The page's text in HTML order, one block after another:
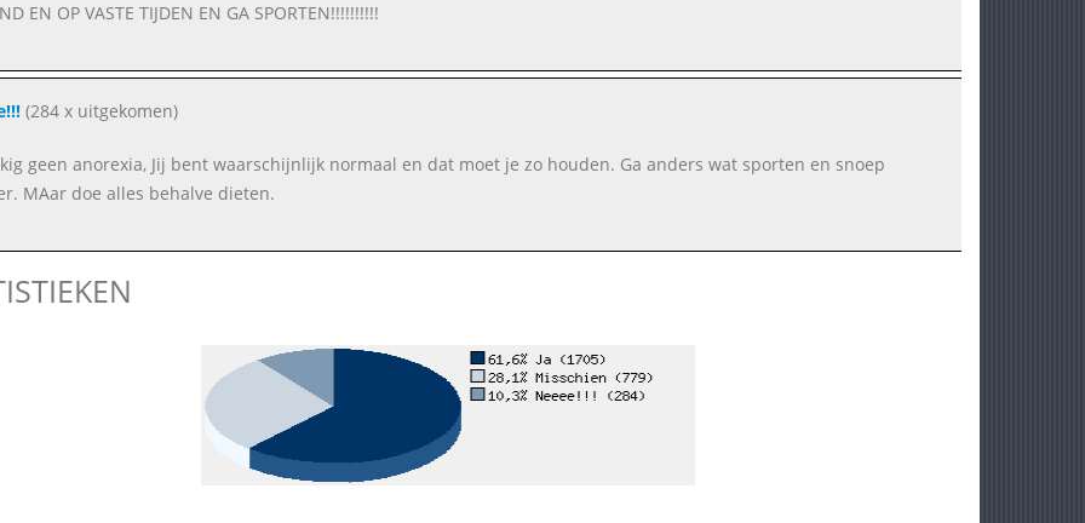
EN OP VASTE TIJDEN EN GA SPORTEN!!!!!!!!!!
(284 x uitgekomen)
geen anorexia, Jij bent waarschijnlijk normaal en dat moet je zo houden. Ga anders wat sporten en snoep
MAar doe alles behalve dieten.